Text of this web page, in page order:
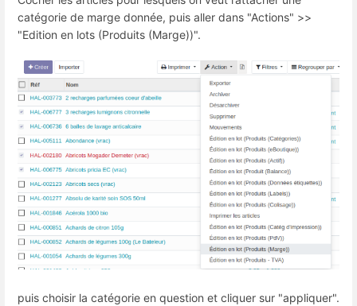
catégorie de marge donnée, puis aller dans "Actions" >>
"Edition en lots (Produits (Marge))".
puis choisir la catégorie en question et cliquer sur "appliquer".